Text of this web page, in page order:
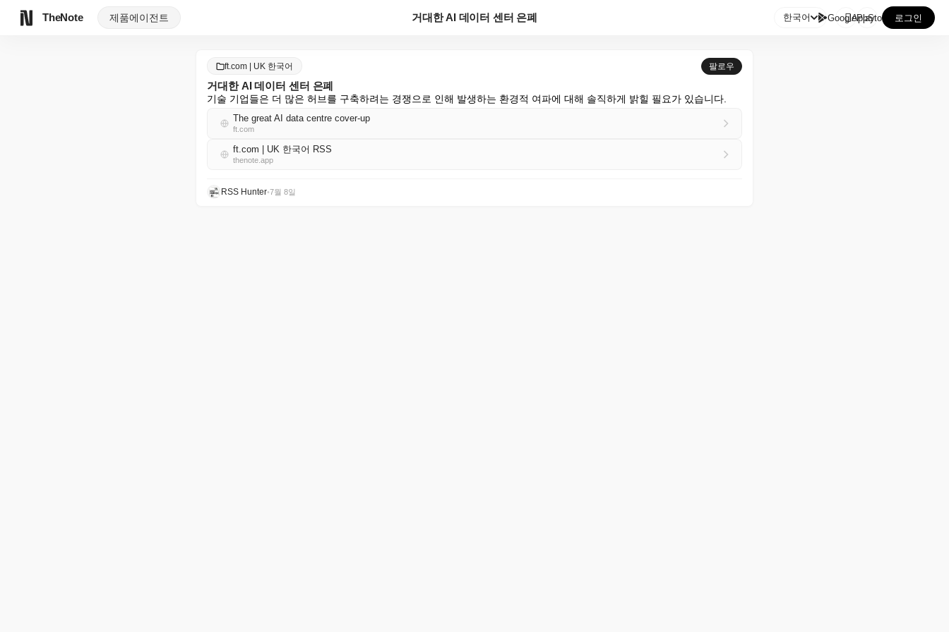
TheNote 제품에이전트 거대한 AI 데이터 센터 은폐 한국어 GooglePlay
AppStore 로그인
ft.com | UK 한국어 팔로우
거대한 AI 데이터 센터 은폐
기술 기업들은 더 많은 허브를 구축하려는 경쟁으로 인해 발생하는 환경적 여파에 대해 솔직하게 밝힐 필요가 있습니다.
The great AI data centre cover-up
ft.com
ft.com | UK 한국어 RSS
thenote.app
RSS Hunter•7월 8일